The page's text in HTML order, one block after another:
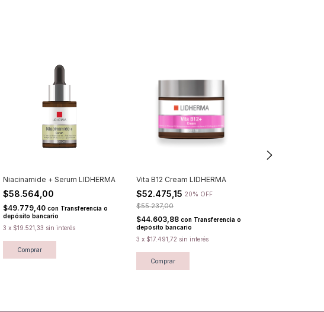
Niacinamide + Serum LIDHERMA
$58.564,00
$49.779,40 con Transferencia o
depósito bancario
3 x $19.521,33 sin interés
Comprar
Vita B12 Cream LIDHERMA
$52.475,15 20% OFF
$55.237,00
$44.603,88 con Transferencia o
depósito bancario
3 x $17.491,72 sin interés
Comprar